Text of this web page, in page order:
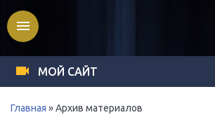
МОЙ САЙТ
menu
Главная »Архив материалов